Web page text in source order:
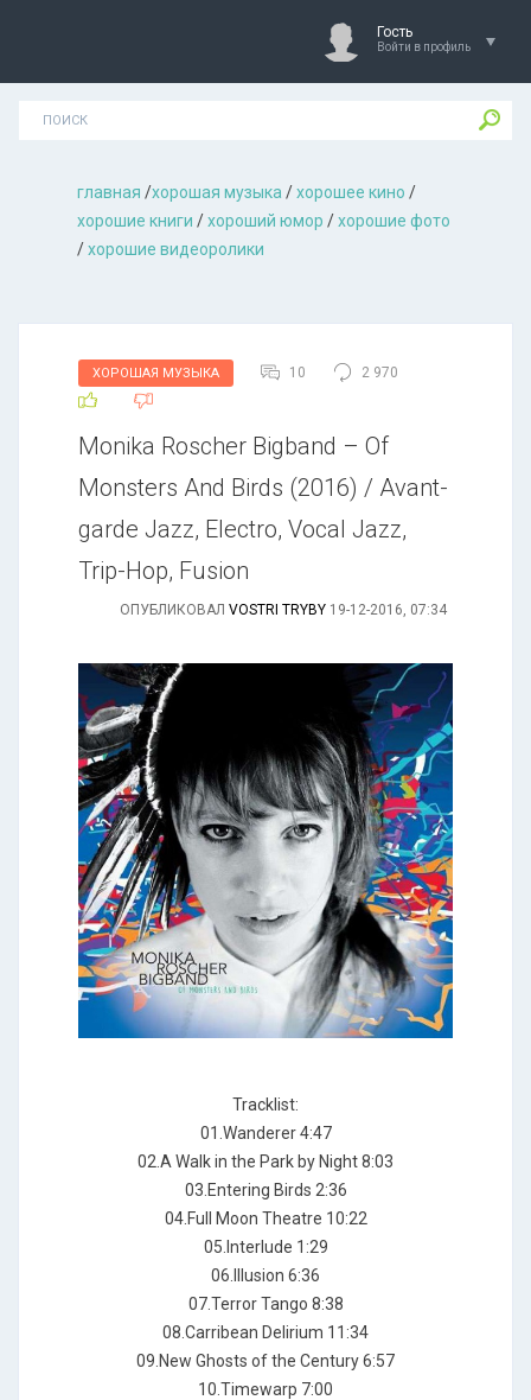
Гость
Войти в профиль
главная /хорошая музыкa /хорошее кино /
хорошие книги /хороший юмор /хорошие фото
/хорошие видеоролики
ХОРОШАЯ МУЗЫКА 10 2 970
Monika Roscher Bigband – Of
Monsters And Birds (2016) / Avant-
garde Jazz, Electro, Vocal Jazz,
Trip-Hop, Fusion
ОПУБЛИКОВАЛ VOSTRI TRYBY 19-12-2016, 07:34
Tracklist:
01.Wanderer 4:47
02.A Walk in the Park by Night 8:03
03.Entering Birds 2:36
04.Full Moon Theatre 10:22
05.Interlude 1:29
06.Illusion 6:36
07.Terror Tango 8:38
08.Carribean Delirium 11:34
09.New Ghosts of the Century 6:57
10.Timewarp 7:00